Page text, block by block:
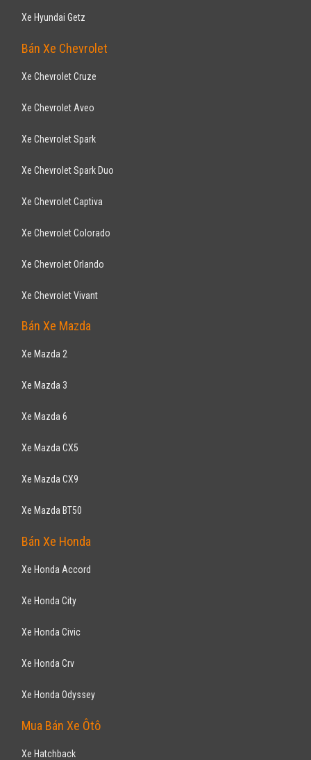
Xe Hyundai Getz
Bán Xe Chevrolet
Xe Chevrolet Cruze
Xe Chevrolet Aveo
Xe Chevrolet Spark
Xe Chevrolet Spark Duo
Xe Chevrolet Captiva
Xe Chevrolet Colorado
Xe Chevrolet Orlando
Xe Chevrolet Vivant
Bán Xe Mazda
Xe Mazda 2
Xe Mazda 3
Xe Mazda 6
Xe Mazda CX5
Xe Mazda CX9
Xe Mazda BT50
Bán Xe Honda
Xe Honda Accord
Xe Honda City
Xe Honda Civic
Xe Honda Crv
Xe Honda Odyssey
Mua Bán Xe Ôtô
Xe Hatchback